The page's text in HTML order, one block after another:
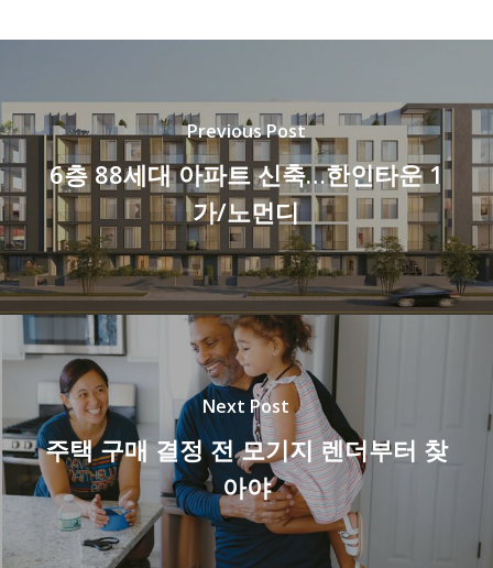
Previous Post
6층 88세대 아파트 신축…한인타운 1
가/노먼디
Next Post
주택 구매 결정 전 모기지 렌더부터 찾
아야